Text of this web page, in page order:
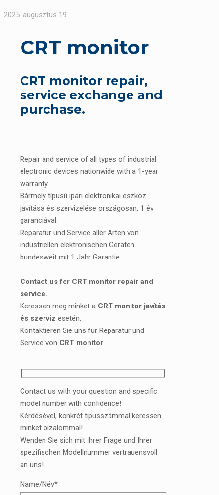
2025. augusztus 19.
CRT monitor
CRT monitor repair,
service exchange and
purchase.
Repair and service of all types of industrial
electronic devices nationwide with a 1-year
warranty.
Bármely típusú ipari elektronikai eszköz
javítása és szervizelése országosan, 1 év
garanciával.
Reparatur und Service aller Arten von
industriellen elektronischen Geräten
bundesweit mit 1 Jahr Garantie.
Contact us for CRT monitor repair and
service.
Keressen meg minket a CRT monitor javítás
és szerviz esetén.
Kontaktieren Sie uns für Reparatur und
Service von CRT monitor.
Contact us with your question and specific
model number with confidence!
Kérdésével, konkrét típusszámmal keressen
minket bizalommal!
Wenden Sie sich mit Ihrer Frage und Ihrer
spezifischen Modellnummer vertrauensvoll
an uns!
Name/Név*